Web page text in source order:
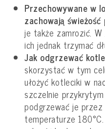
Przechowywane w
zachowają
je także zamrozić. W
ich jednak trzymać
Jak odgrzewać
skorzystać w tym
ułożyć kotleciki w
szczelnie
podgrzewać je
temperaturze 180°